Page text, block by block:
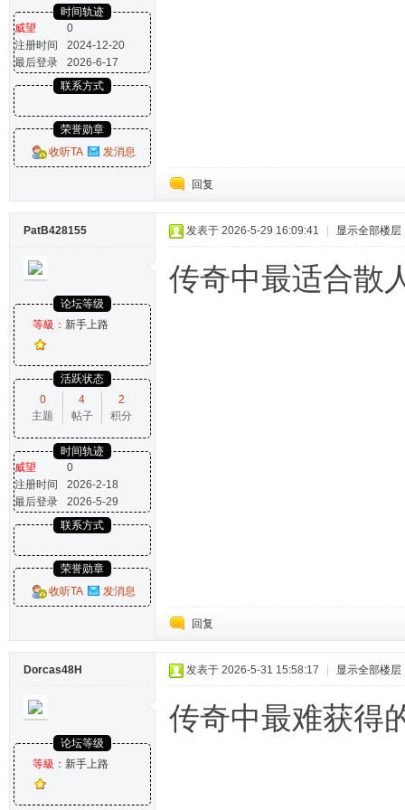
时间轨迹
威望
0
注册时间
2024-12-20
最后登录
2026-6-17
联系方式
荣誉勋章
收听TA
发消息
回复
PatB428155
论坛等级
等級： 新手上路
活跃状态
0
主题
4
帖子
2
积分
时间轨迹
威望
0
注册时间
2026-2-18
最后登录
2026-5-29
联系方式
荣誉勋章
收听TA
发消息
发表于 2026-5-29 16:09:41 显示全部楼层
传奇中最适合散
回复
Dorcas48H
论坛等级
等級： 新手上路
发表于 2026-5-31 15:58:17 显示全部楼层
传奇中最难获得